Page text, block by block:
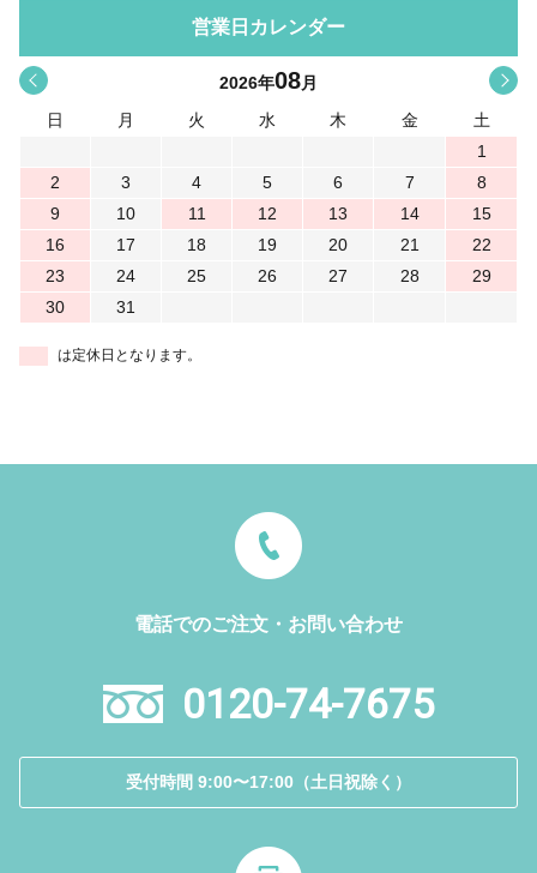
営業日カレンダー
< 2026年08月
日
月 火 水 木 金
土
1
2
3 4 5 6 7
8
9
10 11 12 13 14
15
16
17 18 19 20 21
22
23
24 25 26 27 28
29
30
31
は定休日となります。
電話でのご注文・お問い合わせ
0120-74-7675
受付時間 9:00〜17:00（土日祝除く）